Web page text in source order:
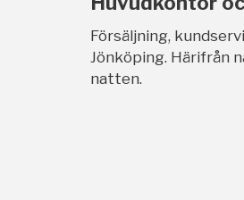
Försäljning,
Jönköping. Härifrån
natten.